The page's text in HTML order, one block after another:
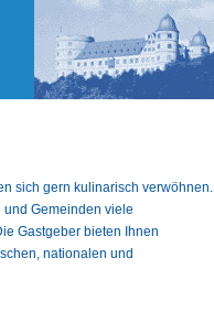
sich gern kulinarisch verwöhnen.
und Gemeinden viele
Gastgeber bieten Ihnen
nationalen und